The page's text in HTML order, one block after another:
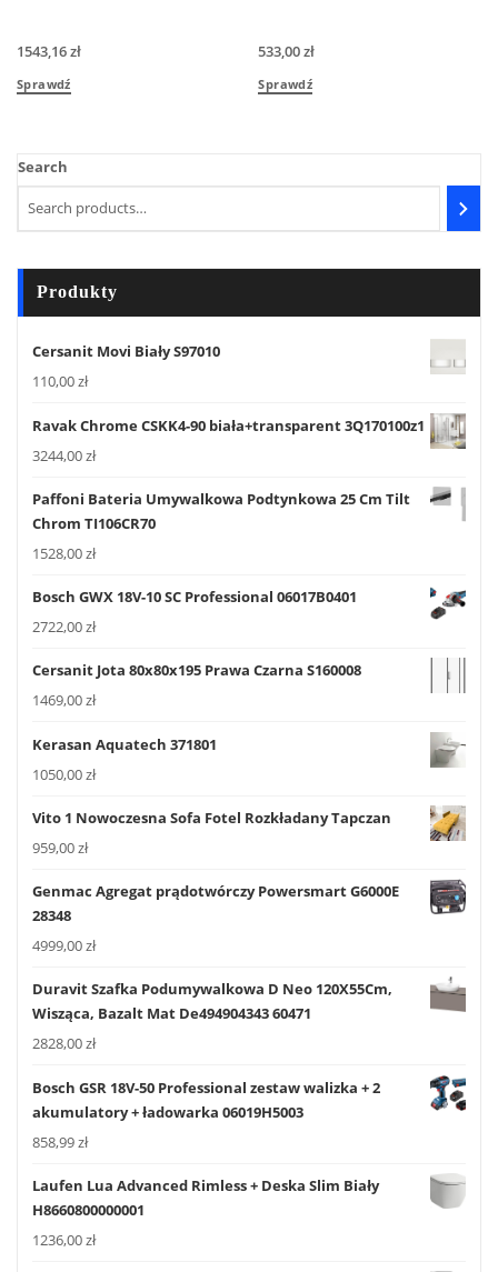
1543,16zł
Sprawdź
533,00zł
Sprawdź
Search
Produkty
Cersanit Movi Biały S97010
110,00zł
Ravak Chrome CSKK4-90 biała+transparent 3Q170100z1
3244,00zł
Paffoni Bateria Umywalkowa Podtynkowa 25 Cm Tilt
Chrom TI106CR70
1528,00zł
Bosch GWX 18V-10 SC Professional 06017B0401
2722,00zł
Cersanit Jota 80x80x195 Prawa Czarna S160008
1469,00zł
Kerasan Aquatech 371801
1050,00zł
Vito 1 Nowoczesna Sofa Fotel Rozkładany Tapczan
959,00zł
Genmac Agregat prądotwórczy Powersmart G6000E
28348
4999,00zł
Duravit Szafka Podumywalkowa D Neo 120X55Cm,
Wisząca, Bazalt Mat De494904343 60471
2828,00zł
Bosch GSR 18V-50 Professional zestaw walizka + 2
akumulatory + ładowarka 06019H5003
858,99zł
Laufen Lua Advanced Rimless + Deska Slim Biały
H8660800000001
1236,00zł